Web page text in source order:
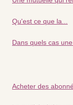
Qu'est ce que la...
Dans quels cas une
Acheter des